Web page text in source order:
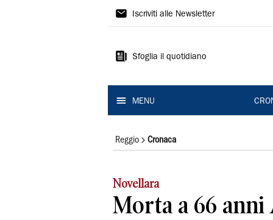
Gazzetta
Reggio
Iscriviti alle Newsletter
Sfoglia il quotidiano
MENU
Reggio Cronaca
Novellara
Morta a 66 anni